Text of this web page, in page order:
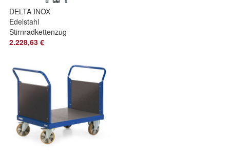
DELTA INOX
Edelstahl
Stirnradkettenzug
mit Edelstahl Last-
2.228,63 €